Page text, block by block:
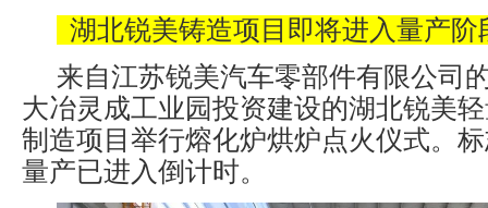
湖北锐美铸造项目即将进入量产阶
来自江苏锐美汽车零部件有限公司
大冶灵成工业园投资建设的湖北锐美
制造项目举行熔化炉烘炉点火仪式。
量产已进入倒计时。